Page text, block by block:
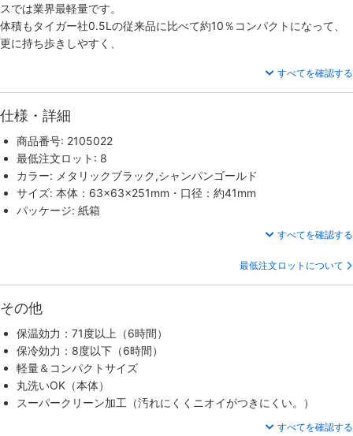
スでは業界最軽量です。
体積もタイガー社0.5Lの従来品に比べて約10％コンパクトになって、
更に持ち歩きしやすく、
すべてを確認する
仕様・詳細
商品番号: 2105022
最低注文ロット: 8
カラー: メタリックブラック,シャンパンゴールド
サイズ: 本体：63×63×251mm・口径：約41mm
パッケージ: 紙箱
すべてを確認する
最低注文ロットについて
その他
保温効力：71度以上（6時間）
保冷効力：8度以下（6時間）
軽量＆コンパクトサイズ
丸洗いOK（本体）
スーパークリーン加工（汚れにくくニオイがつきにくい。）
すべてを確認する